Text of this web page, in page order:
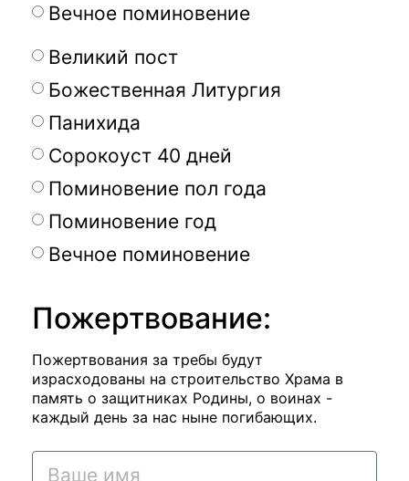
Вечное поминовение
Великий пост
Божественная Литургия
Панихида
Сорокоуст 40 дней
Поминовение пол года
Поминовение год
Вечное поминовение
Пожертвование:
Пожертвования за требы будут
израсходованы на строительство Храма в
память о защитниках Родины, о воинах -
каждый день за нас ныне погибающих.